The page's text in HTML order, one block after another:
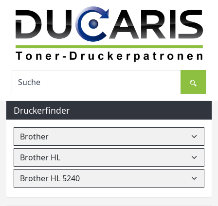
Druckerfinder